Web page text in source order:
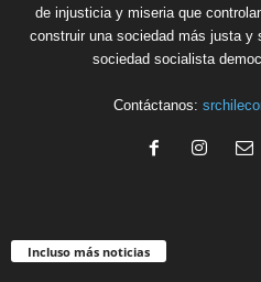
de injusticia y miseria que
construir una sociedad más justa y
sociedad socialista
Contáctanos:
Incluso más noticias